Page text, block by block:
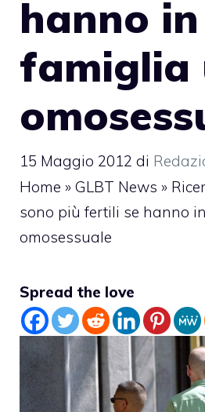
hanno in
famiglia
15 Maggio 2012 di
Home » GLBT News »
sono più fertili se hanno
omosessuale
Spread the love